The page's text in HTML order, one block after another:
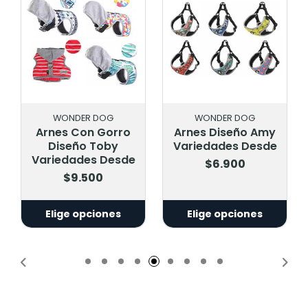
WONDER DOG
Arnes Diseño Amy
Variedades Desde
$6.900
Elige opciones
WONDER DOG
Arnes Diseño Max
Variedades Desde
$7.900
Elige opciones